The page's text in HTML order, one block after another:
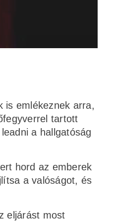
is emlékeznek arra,
tartott
a hallgatóság
hord az emberek
a valóságot, és
eljárást most